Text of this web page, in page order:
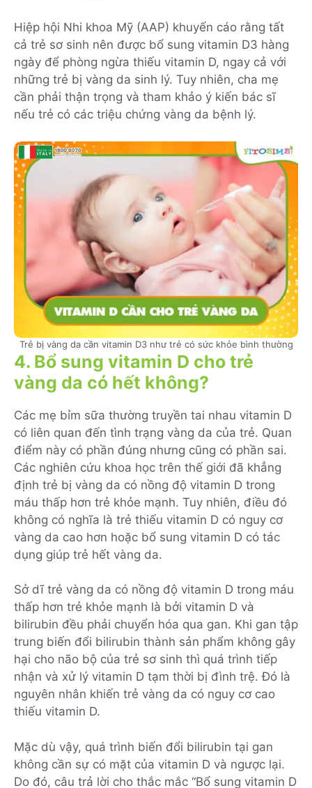
Hiệp hội Nhi khoa Mỹ (AAP) khuyến cáo rằng tất
cả trẻ sơ sinh nên được bổ sung vitamin D3 hàng
ngày để phòng ngừa thiếu vitamin D, ngay cả với
những trẻ bị vàng da sinh lý. Tuy nhiên, cha mẹ
cần phải thận trọng và tham khảo ý kiến bác sĩ
nếu trẻ có các triệu chứng vàng da bệnh lý.
Trẻ bị vàng da cần vitamin D3 như trẻ có sức khỏe bình thường
4. Bổ sung vitamin D cho trẻ
vàng da có hết không?
Các mẹ bỉm sữa thường truyền tai nhau vitamin D
có liên quan đến tình trạng vàng da của trẻ. Quan
điểm này có phần đúng nhưng cũng có phần sai.
Các nghiên cứu khoa học trên thế giới đã khẳng
định trẻ bị vàng da có nồng độ vitamin D trong
máu thấp hơn trẻ khỏe mạnh. Tuy nhiên, điều đó
không có nghĩa là trẻ thiếu vitamin D có nguy cơ
vàng da cao hơn hoặc bổ sung vitamin D có tác
dụng giúp trẻ hết vàng da.
Sở dĩ trẻ vàng da có nồng độ vitamin D trong máu
thấp hơn trẻ khỏe mạnh là bởi vitamin D và
bilirubin đều phải chuyển hóa qua gan. Khi gan tập
trung biến đổi bilirubin thành sản phẩm không gây
hại cho não bộ của trẻ sơ sinh thì quá trình tiếp
nhận và xử lý vitamin D tạm thời bị đình trệ. Đó là
nguyên nhân khiến trẻ vàng da có nguy cơ cao
thiếu vitamin D.
Mặc dù vậy, quá trình biến đổi bilirubin tại gan
không cần sự có mặt của vitamin D và ngược lại.
Do đó, câu trả lời cho thắc mắc “Bổ sung vitamin D